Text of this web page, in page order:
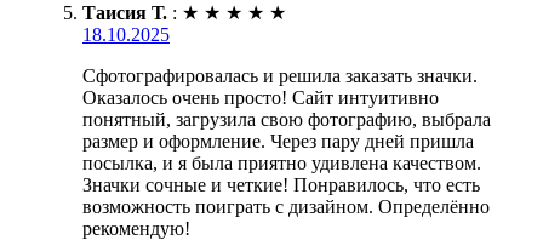
Таисия Т. : ★ ★ ★ ★ ★
18.10.2025
Сфотографировалась и решила заказать значки.
Оказалось очень просто! Сайт интуитивно
понятный, загрузила свою фотографию, выбрала
размер и оформление. Через пару дней пришла
посылка, и я была приятно удивлена качеством.
Значки сочные и четкие! Понравилось, что есть
возможность поиграть с дизайном. Определённо
рекомендую!